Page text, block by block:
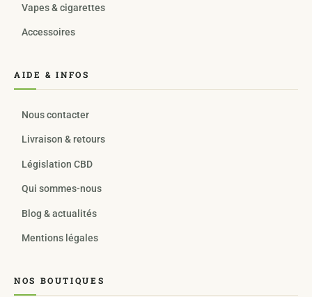
Vapes & cigarettes
Accessoires
AIDE & INFOS
Nous contacter
Livraison & retours
Législation CBD
Qui sommes-nous
Blog & actualités
Mentions légales
NOS BOUTIQUES